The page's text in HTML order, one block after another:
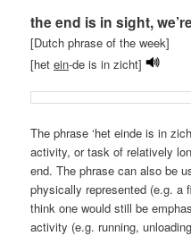
the end is in sight,
[Dutch phrase of the week]
[hetein-de is in zicht]
The phrase ‘het einde is in
activity, or task of relatively
end. The phrase can also be
physically represented (e.g. a
think one would still be
activity (e.g. running,